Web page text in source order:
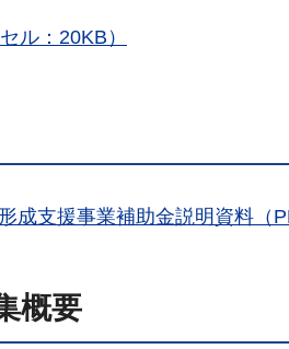
ル：20KB）
成支援事業補助金説明資料（
概要